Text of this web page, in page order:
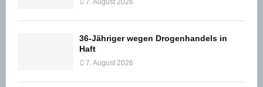
36-Jähriger wegen Drogenhandels in
Haft
7. August 2026